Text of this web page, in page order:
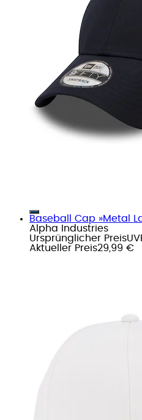
Baseball Cap »Metal
Alpha Industries
Ursprünglicher Preis
Aktueller Preis29,99 €